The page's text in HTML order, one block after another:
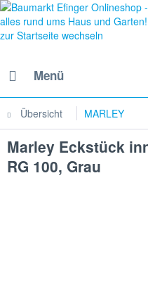
Menü
Übersicht MARLEY
Marley Eckstück
RG 100, Grau